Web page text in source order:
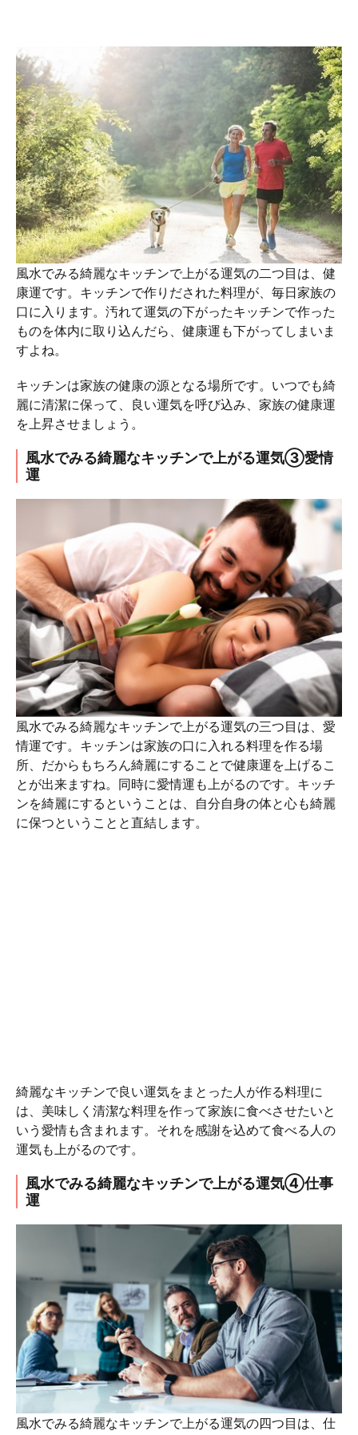
風水でみる綺麗なキッチンで上がる運気の二つ目は、健
康運です。キッチンで作りだされた料理が、毎日家族の
口に入ります。汚れて運気の下がったキッチンで作った
ものを体内に取り込んだら、健康運も下がってしまいま
すよね。
キッチンは家族の健康の源となる場所です。いつでも綺
麗に清潔に保って、良い運気を呼び込み、家族の健康運
を上昇させましょう。
風水でみる綺麗なキッチンで上がる運気③愛情
運
風水でみる綺麗なキッチンで上がる運気の三つ目は、愛
情運です。キッチンは家族の口に入れる料理を作る場
所、だからもちろん綺麗にすることで健康運を上げるこ
とが出来ますね。同時に愛情運も上がるのです。キッチ
ンを綺麗にするということは、自分自身の体と心も綺麗
に保つということと直結します。
綺麗なキッチンで良い運気をまとった人が作る料理に
は、美味しく清潔な料理を作って家族に食べさせたいと
いう愛情も含まれます。それを感謝を込めて食べる人の
運気も上がるのです。
風水でみる綺麗なキッチンで上がる運気④仕事
運
風水でみる綺麗なキッチンで上がる運気の四つ目は、仕